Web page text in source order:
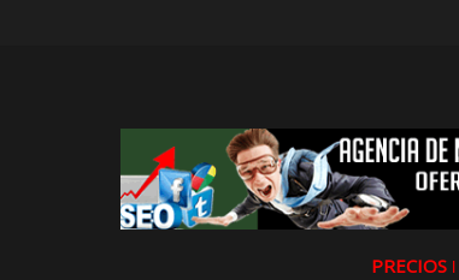
PRECIOS ǀ